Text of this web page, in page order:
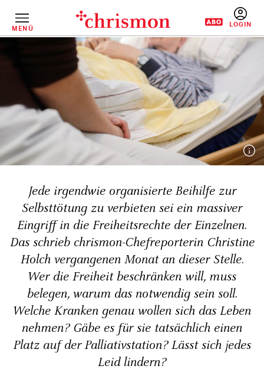
InhaltMENÜ
Jede irgendwie organisierte Beihilfe zur
Selbsttötung zu verbieten sei ein massiver
Eingriff in die Freiheits­rechte der Einzelnen.
Das schrieb chrismon-Chef­reporterin Christine
Holch ver­gangenen Monat an dieser Stelle.
Wer die Frei­heit beschränken will, muss
belegen, warum das notwendig sein soll.
Welche Kranken genau wollen sich das Leben
nehmen? Gäbe es für sie tatsäch­lich einen
Platz auf der Palliativ­station? Lässt sich jedes
Leid lindern?